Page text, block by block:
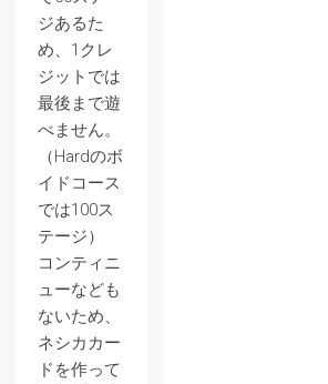
ジあるた
め、1クレ
ジットでは
最後まで遊
べません。
（Hardのボ
イドコース
では100ス
テージ）
コンティニ
ューなども
ないため、
ネシカカー
ドを作って